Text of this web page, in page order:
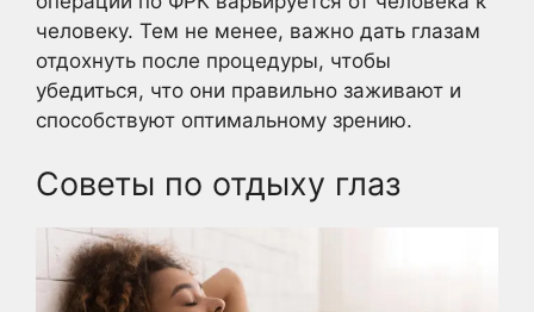
человеку. Тем не менее, важно дать глазам
отдохнуть после процедуры, чтобы
убедиться, что они правильно заживают и
способствуют оптимальному зрению.
Советы по отдыху глаз